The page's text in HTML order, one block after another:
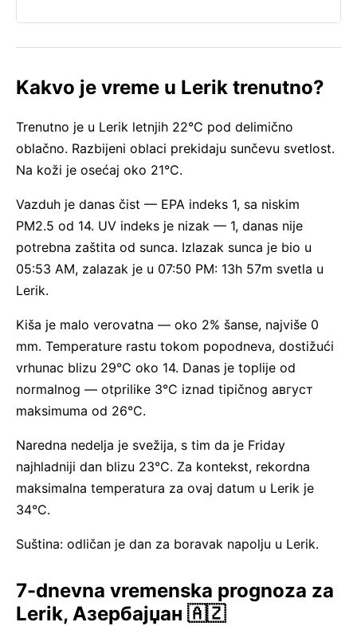
Kakvo je vreme u Lerik trenutno?
Trenutno je u Lerik letnjih 22°C pod delimično
oblačno. Razbijeni oblaci prekidaju sunčevu svetlost.
Na koži je osećaj oko 21°C.
Vazduh je danas čist — EPA indeks 1, sa niskim
PM2.5 od 14. UV indeks je nizak — 1, danas nije
potrebna zaštita od sunca. Izlazak sunca je bio u
05:53 AM, zalazak je u 07:50 PM: 13h 57m svetla u
Lerik.
Kiša je malo verovatna — oko 2% šanse, najviše 0
mm. Temperature rastu tokom popodneva, dostižući
vrhunac blizu 29°C oko 14. Danas je toplije od
normalnog — otprilike 3°C iznad tipičnog август
maksimuma od 26°C.
Naredna nedelja je svežija, s tim da je Friday
najhladniji dan blizu 23°C. Za kontekst, rekordna
maksimalna temperatura za ovaj datum u Lerik je
34°C.
Suština: odličan je dan za boravak napolju u Lerik.
7-dnevna vremenska prognoza za
Lerik, Азербајџан 🇦🇿